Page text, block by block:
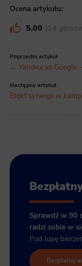
Ocena artykułu:
5.00 14
Poprzedni artykuł
← Yandex vs Google
Następny artykuł
Efekt synergii w
Sprawdź w 90
radzi sobie w
Pod lupę
Bezpłatny